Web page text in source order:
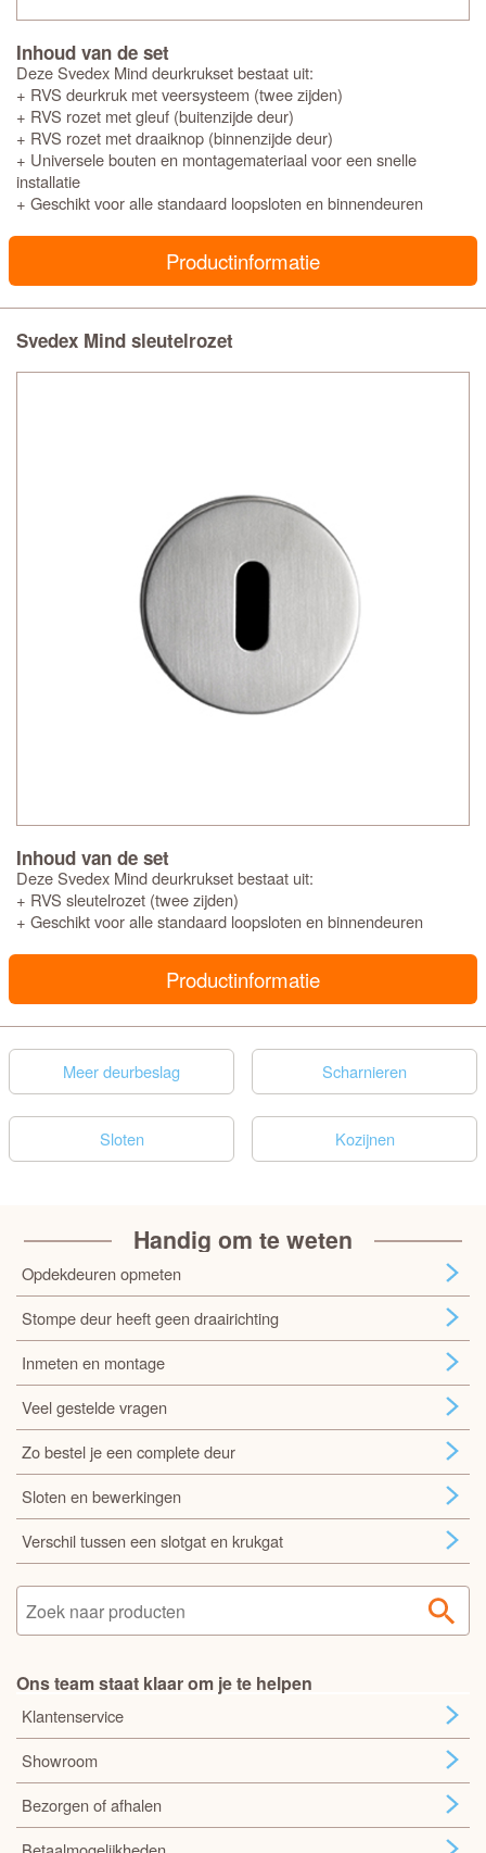
Inhoud van de set
Deze Svedex Mind deurkrukset bestaat uit:
+ RVS deurkruk met veersysteem (twee zijden)
+ RVS rozet met gleuf (buitenzijde deur)
+ RVS rozet met draaiknop (binnenzijde deur)
+ Universele bouten en montagemateriaal voor een snelle
installatie
+ Geschikt voor alle standaard loopsloten en binnendeuren
Productinformatie
Svedex Mind sleutelrozet
Inhoud van de set
Deze Svedex Mind deurkrukset bestaat uit:
+ RVS sleutelrozet (twee zijden)
+ Geschikt voor alle standaard loopsloten en binnendeuren
Productinformatie
Meer deurbeslag Scharnieren
Sloten Kozijnen
Handig om te weten
Opdekdeuren opmeten
Stompe deur heeft geen draairichting
Inmeten en montage
Veel gestelde vragen
Zo bestel je een complete deur
Sloten en bewerkingen
Verschil tussen een slotgat en krukgat
Ons team staat klaar om je te helpen
Klantenservice
Showroom
Bezorgen of afhalen